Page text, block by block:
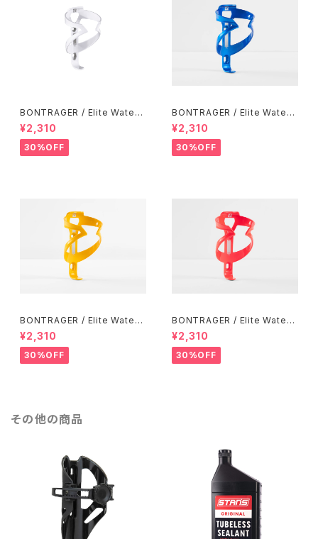
BONTRAGER / Elite Water
Bottle Cage / White
¥2,310
30%OFF
BONTRAGER / Elite Water
Bottle Cage / Alpine Blue
¥2,310
30%OFF
BONTRAGER / Elite Water
Bottle Cage / Marigold
¥2,310
30%OFF
BONTRAGER / Elite Water
Bottle Cage / Radioactive
Coral
¥2,310
30%OFF
その他の商品